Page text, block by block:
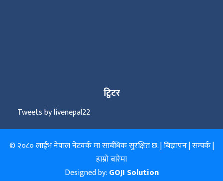
ट्विटर
Tweets by livenepal22
© २०८० लाईभ नेपाल नेटवर्क मा सार्बधिक सुरक्षित छ. |बिज्ञापन|सम्पर्क|
हाम्रो बारेमा
Designed by: GOJI Solution